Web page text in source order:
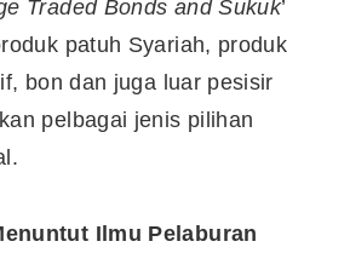
Traded Bonds and Sukuk’
patuh Syariah, produk
bon dan juga luar pesisir
pelbagai jenis pilihan
Ilmu Pelaburan